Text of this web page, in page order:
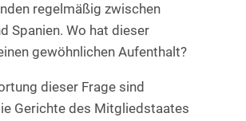
regelmäßig zwischen
Spanien. Wo hat dieser
gewöhnlichen Aufenthalt?
dieser Frage sind
Gerichte des Mitgliedstaates